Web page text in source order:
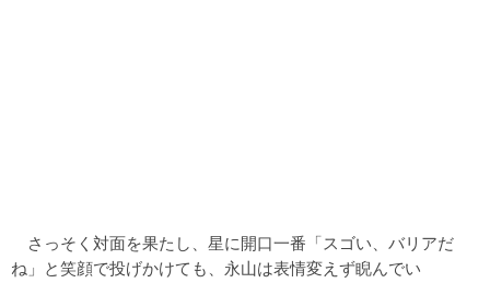
さっそく対面を果たし、星に開口一番「スゴい、バリアだ
ね」と笑顔で投げかけても、永山は表情変えず睨んでい